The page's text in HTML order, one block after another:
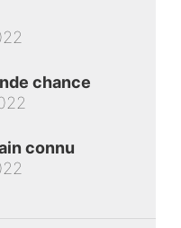
chance
connu